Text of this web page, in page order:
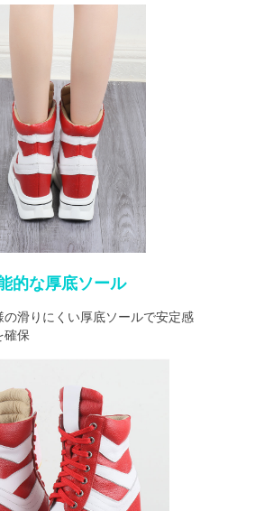
的な厚底ソール
滑りにくい厚底ソールで安定感
確保